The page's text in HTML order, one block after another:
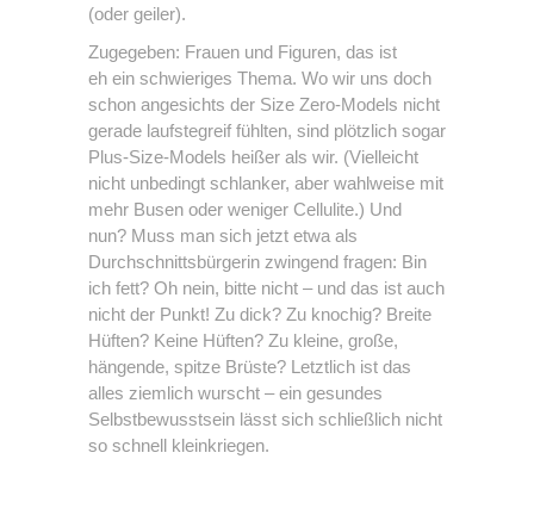
(oder geiler).
Zugegeben: Frauen und Figuren, das ist
eh ein schwieriges Thema. Wo wir uns doch
schon angesichts der Size Zero-Models nicht
gerade laufstegreif fühlten, sind plötzlich sogar
Plus-Size-Models heißer als wir. (Vielleicht
nicht unbedingt schlanker, aber wahlweise mit
mehr Busen oder weniger Cellulite.) Und
nun? Muss man sich jetzt etwa als
Durchschnittsbürgerin zwingend fragen: Bin
ich fett? Oh nein, bitte nicht – und das ist auch
nicht der Punkt! Zu dick? Zu knochig? Breite
Hüften? Keine Hüften? Zu kleine, große,
hängende, spitze Brüste? Letztlich ist das
alles ziemlich wurscht – ein gesundes
Selbstbewusstsein lässt sich schließlich nicht
so schnell kleinkriegen.